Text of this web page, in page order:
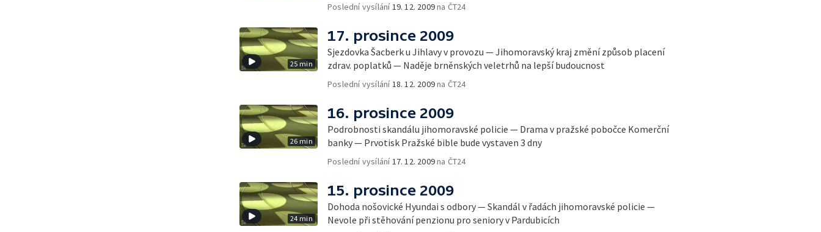
Poslední vysílání 19. 12. 2009na ČT24
25 min
17. prosince 2009
Sjezdovka Šacberk u Jihlavy v provozu — Jihomoravský kraj změní způsob placení
zdrav. poplatků — Naděje brněnských veletrhů na lepší budoucnost
Poslední vysílání 18. 12. 2009na ČT24
26 min
16. prosince 2009
Podrobnosti skandálu jihomoravské policie — Drama v pražské pobočce Komerční
banky — Prvotisk Pražské bible bude vystaven 3 dny
Poslední vysílání 17. 12. 2009na ČT24
24 min
15. prosince 2009
Dohoda nošovické Hyundai s odbory — Skandál v řadách jihomoravské policie —
Nevole při stěhování penzionu pro seniory v Pardubicích